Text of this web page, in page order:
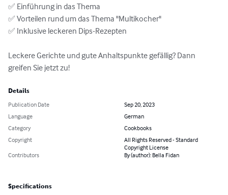
✅ Einführung in das Thema
✅ Vorteilen rund um das Thema "Multikocher"
✅ Inklusive leckeren Dips-Rezepten
Leckere Gerichte und gute Anhaltspunkte gefällig? Dann
greifen Sie jetzt zu!
Details
Publication Date
Sep 20, 2023
Language
German
Category
Cookbooks
Copyright
All Rights Reserved - Standard
Copyright License
Contributors
By (author): Bella Fidan
Specifications